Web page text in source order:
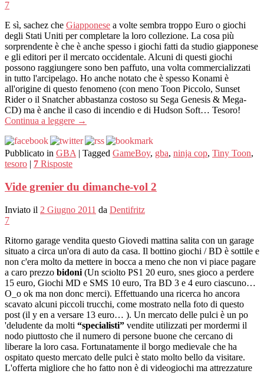
7
E sì, sachez che Giapponese a volte sembra troppo Euro o giochi
degli Stati Uniti per completare la loro collezione. La cosa più
sorprendente è che è anche spesso i giochi fatti da studio giapponese
e gli editori per il mercato occidentale. Alcuni di questi giochi
possono raggiungere sono ben paffuto, una volta commercializzati
in tutto l'arcipelago. Ho anche notato che è spesso Konami è
all'origine di questo fenomeno (con meno Toon Piccolo, Sunset
Rider o il Snatcher abbastanza costoso su Sega Genesis & Mega-
CD) ma è anche il caso di incendio e di Hudson Soft… Tesoro!
Continua a leggere →
Pubblicato in GBA | Tagged GameBoy, gba, ninja cop, Tiny Toon,
tesoro | 7 Risposte
Vide grenier du dimanche-vol 2
Inviato il 2 Giugno 2011 da Dentifritz
7
Ritorno garage vendita questo Giovedi mattina salita con un garage
situato a circa un'ora di auto da casa. Il bottino giochi / BD è sottile e
non c'era molto da mettere in bocca a meno che non vi piace pagare
a caro prezzo bidoni (Un sciolto PS1 20 euro, snes gioco a perdere
15 euro, Giochi MD e SMS 10 euro, Tra BD 3 e 4 euro ciascuno…
O_o ok ma non donc merci). Effettuando una ricerca ho ancora
scavato alcuni piccoli trucchi, come mostrato nella foto di questo
post (il y en a versare 13 euro… ). Un mercato delle pulci è un po
'deludente da molti “specialisti” vendite utilizzati per mordermi il
nodo piuttosto che il numero di persone buone che cercano di
liberare la loro casa. Fortunatamente il borgo medievale che ha
ospitato questo mercato delle pulci è stato molto bello da visitare.
L'offerta migliore che ho fatto non è di videogiochi ma attrezzature